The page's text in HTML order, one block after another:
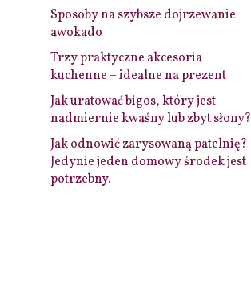
Sposoby na szybsze dojrzewanie
awokado
Trzy praktyczne akcesoria
kuchenne – idealne na prezent
Jak uratować bigos, który jest
nadmiernie kwaśny lub zbyt słony?
Jak odnowić zarysowaną patelnię?
Jedynie jeden domowy środek jest
potrzebny.